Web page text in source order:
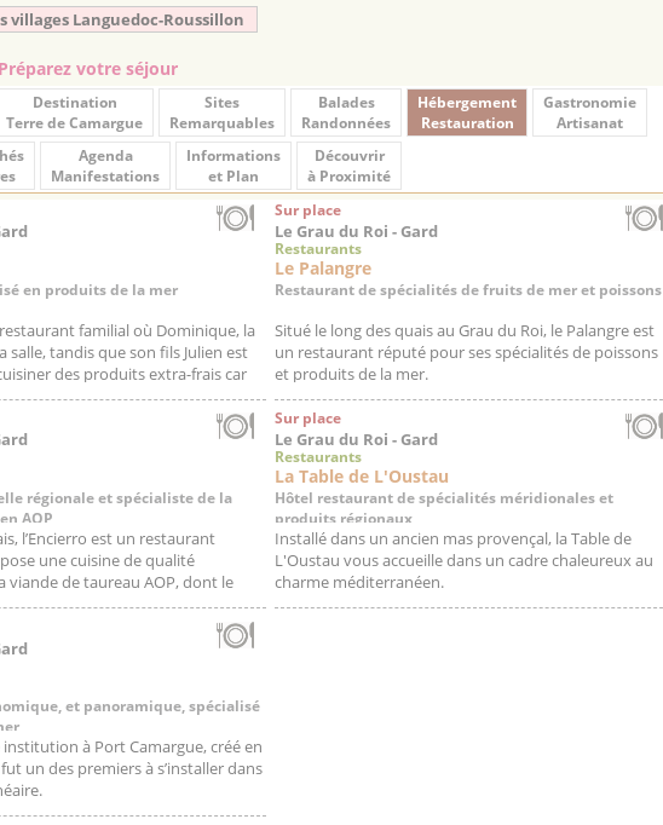
villages Languedoc-Roussillon
votre séjour
Destination
Terre de Camargue
Sites
Remarquables
Balades
Randonnées
Hébergement
Restauration
Gastronomie
Artisanat
Agenda
Manifestations
Informations
et Plan
Découvrir
à Proximité
en produits de la mer
familial où Dominique, la
salle, tandis que son fils Julien est
des produits extra-frais car
Sur place
Le Grau du Roi - Gard
Restaurants
Le Palangre
Restaurant de spécialités de fruits de mer et poissons
Situé le long des quais au Grau du Roi, le Palangre est
un restaurant réputé pour ses spécialités de poissons
et produits de la mer.
Avec son agréable...
régionale et spécialiste de la
AOP
l’Encierro est un restaurant
une cuisine de qualité
de taureau AOP, dont le
une spé...
Sur place
Le Grau du Roi - Gard
Restaurants
La Table de L'Oustau
Hôtel restaurant de spécialités méridionales et
produits régionaux
Installé dans un ancien mas provençal, la Table de
L'Oustau vous accueille dans un cadre chaleureux au
charme méditerranéen.
Dans ce cadre unique, le chef vous fera...
et panoramique, spécialisé
institution à Port Camargue, créé en
un des premiers à s’installer dans